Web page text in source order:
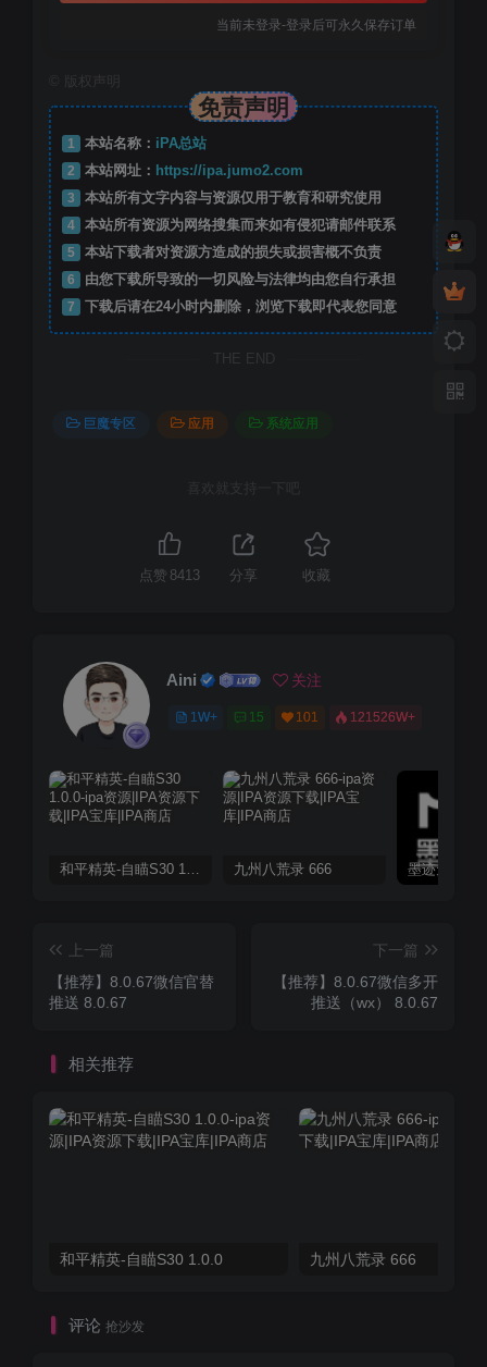
当前未登录-登录后可永久保存订单
版权声明
免责声明
1 本站名称： iPA总站
2
本站网址： https://ipa.jumo2.com
3
本站所有文字内容与资源仅用于教育和研究使用
4
本站所有资源为网络搜集而来如有侵犯请邮件联系
5
本站下载者对资源方造成的损失或损害概不负责
6
由您下载所导致的一切风险与法律均由您自行承担
7
下载后请在24小时内删除，浏览下载即代表您同意
THE END
巨魔专区 应用 系统应用
喜欢就支持一下吧
点赞 8413 分享 收藏
Aini 关注
1W+ 15 101 121526W+
和平精英-自瞄S30 1.0.0 九州八荒录 666
上一篇
【推荐】8.0.67微信官替
推送 8.0.67
下一篇
【推荐】8.0.67微信多开
推送（wx） 8.0.67
相关推荐
和平精英-自瞄S30 1.0.0 九州八荒录 666
评论 抢沙发